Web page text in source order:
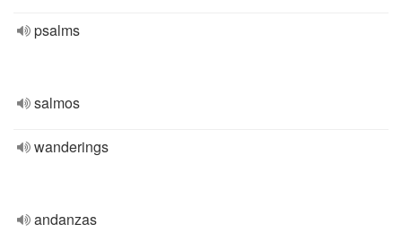
psalms
salmos
wanderings
andanzas